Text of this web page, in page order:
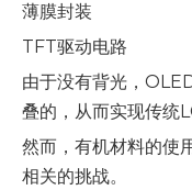
薄膜封装
TFT驱动电路
由于没有背光，
叠的，从而实现传统
然而，有机材料的使
相关的挑战。